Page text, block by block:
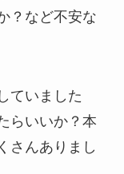
？など不安な
ていました
らいいか？本
さんありまし